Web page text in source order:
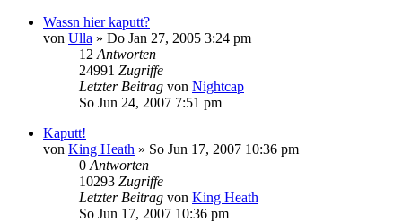
Wassn hier kaputt?
von Ulla » Do Jan 27, 2005 3:24 pm
12 Antworten
24991 Zugriffe
Letzter Beitrag von Nightcap
So Jun 24, 2007 7:51 pm
Kaputt!
von King Heath » So Jun 17, 2007 10:36 pm
0 Antworten
10293 Zugriffe
Letzter Beitrag von King Heath
So Jun 17, 2007 10:36 pm